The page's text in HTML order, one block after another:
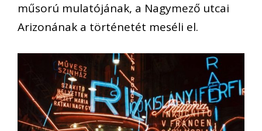
műsorú mulatójának, a Nagymező utcai
Arizonának a történetét meséli el.